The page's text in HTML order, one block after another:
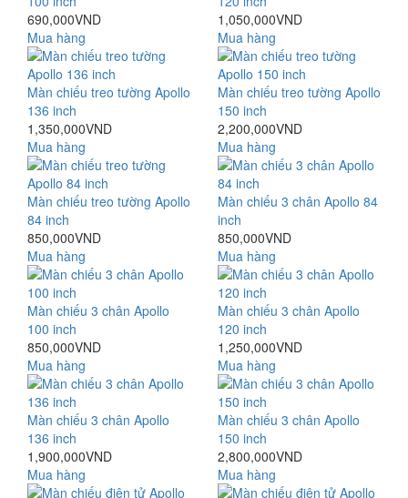
690,000VND
Mua hàng
1,050,000VND
Mua hàng
Màn chiếu treo tường Apollo
136 inch
1,350,000VND
Mua hàng
Màn chiếu treo tường Apollo
150 inch
2,200,000VND
Mua hàng
Màn chiếu treo tường Apollo
84 inch
850,000VND
Mua hàng
Màn chiếu 3 chân Apollo 84
inch
850,000VND
Mua hàng
Màn chiếu 3 chân Apollo
100 inch
850,000VND
Mua hàng
Màn chiếu 3 chân Apollo
120 inch
1,250,000VND
Mua hàng
Màn chiếu 3 chân Apollo
136 inch
1,900,000VND
Mua hàng
Màn chiếu 3 chân Apollo
150 inch
2,800,000VND
Mua hàng